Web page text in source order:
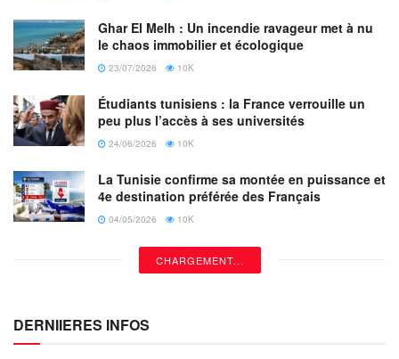
Ghar El Melh : Un incendie ravageur met à nu
le chaos immobilier et écologique
23/07/2026 10K
Étudiants tunisiens : la France verrouille un
peu plus l’accès à ses universités
24/06/2026 10K
La Tunisie confirme sa montée en puissance et
4e destination préférée des Français
04/05/2026 10K
CHARGEMENT...
DERNIIERES INFOS